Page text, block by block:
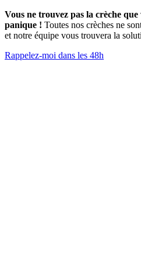
Vous ne trouvez pas la crèche que
panique ! Toutes nos crèches ne
et notre équipe vous trouvera la
Rappelez-moi dans les 48h